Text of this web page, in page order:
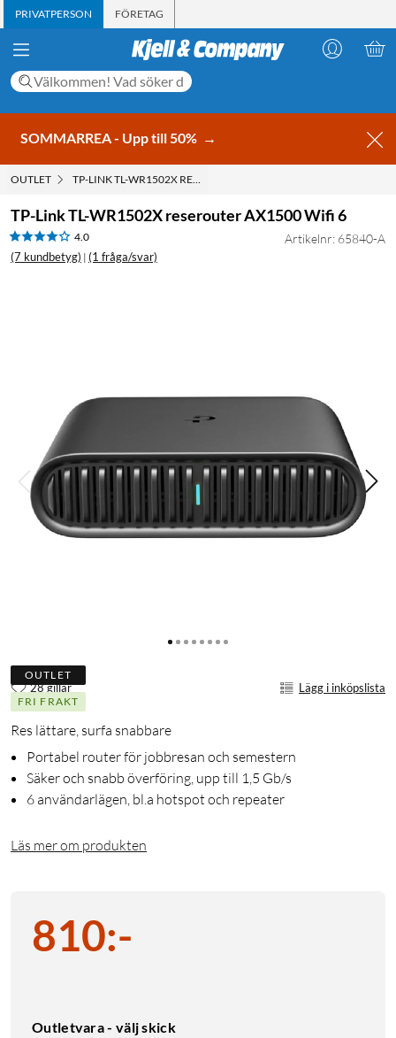
PRIVATPERSON FÖRETAG
SOMMARREA - Upp till 50% →
OUTLET TP-LINK TL-WR1502X RESEROUTER AX1500 WIFI 6
TP-Link TL-WR1502X reserouter AX1500 Wifi 6
4.0
(7 kundbetyg) | (1 fråga/svar)
Artikelnr: 65840-A
OUTLET
FRI FRAKT
28 gillar Lägg i inköpslista
Res lättare, surfa snabbare
Portabel router för jobbresan och semestern
Säker och snabb överföring, upp till 1,5 Gb/s
6 användarlägen, bl.a hotspot och repeater
Läs mer om produkten
810:-
Outletvara - välj skick